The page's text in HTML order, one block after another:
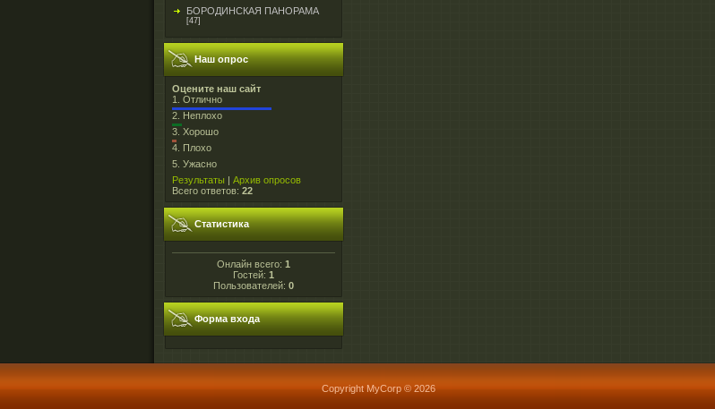
БОРОДИНСКАЯ ПАНОРАМА
[47]
Наш опрос
Оцените наш сайт
1. Отлично
2. Неплохо
3. Хорошо
4. Плохо
5. Ужасно
Результаты | Архив опросов
Всего ответов: 22
Статистика
Онлайн всего: 1
Гостей: 1
Пользователей: 0
Форма входа
Copyright MyCorp © 2026